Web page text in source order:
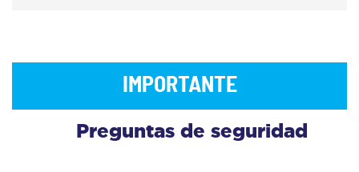
IMPORTANTE
Preguntas de seguridad